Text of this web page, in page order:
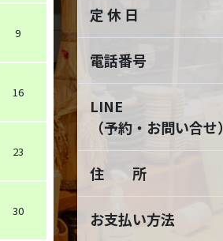
9
16
23
30
定 休 日
電話番号
LINE
（予約・お問い合せ）
住 所
お支払い方法